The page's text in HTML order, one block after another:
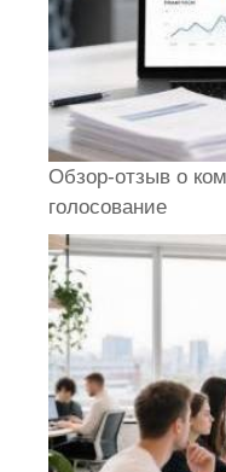
Обзор-отзыв о
голосование